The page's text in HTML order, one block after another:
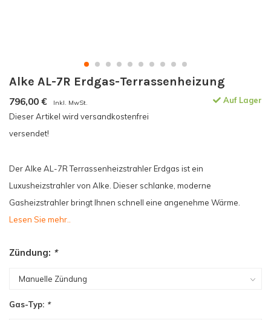
Alke AL-7R Erdgas-Terrassenheizung
796,00 € Inkl. MwSt.
Dieser Artikel wird versandkostenfrei
versendet!
Auf Lager
Der Alke AL-7R Terrassenheizstrahler Erdgas ist ein
Luxusheizstrahler von Alke. Dieser schlanke, moderne
Gasheizstrahler bringt Ihnen schnell eine angenehme Wärme.
Lesen Sie mehr..
Zündung: *
Gas-Typ: *